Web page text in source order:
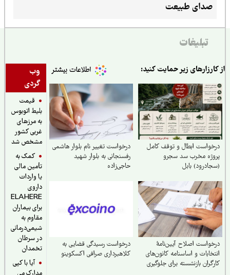
صدای طبیعت
تبلیغات
وب
گردی
قیمت
بلیط اتوبوس
به مرزهای
غربی کشور
مشخص شد
کمک به
تأمین مالی
یا واردات
ELAHERE
برای بیماران
مقاوم به
شیمی‌درمانی
در سرطان
تخمدان
آیا با کپی
زیر حمایت کنید:
ابطال و توقف کامل
مخرب سد سجرو
بابل
درخواست تغییر نام بلوار هاشمی
رفسنجانی به بلوار شهید
حاجی‌زاده
اصلاح آیین‌نامهٔ
و اساسنامه کانون‌های
بازنشسته برای جلوگیری
درخواست رسیدگی قضایی به
کلاهبرداری صرافی اکسکوینو